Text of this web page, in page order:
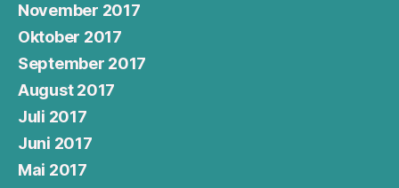
November 2017
Oktober 2017
September 2017
August 2017
Juli 2017
Juni 2017
Mai 2017